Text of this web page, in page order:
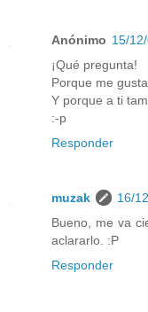
Anónimo 15/
¡Qué pregunta!
Porque me
Y porque a ti
:-p
Responder
muzak
16/
Bueno, me va
aclararlo. :P
Responder